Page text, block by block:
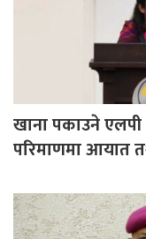
खाना पकाउने एलपी
परिमाणमा आयात